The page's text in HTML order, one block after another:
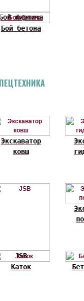
кирпича
Бой бетона
Экскаватор
ковш
JSB
Каток